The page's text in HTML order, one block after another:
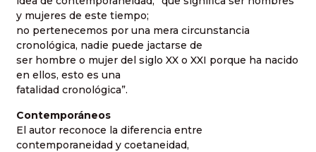
y mujeres de este tiempo;
no pertenecemos por una mera circunstancia
cronológica, nadie puede jactarse de
ser hombre o mujer del siglo XX o XXI porque ha nacido
en ellos, esto es una
fatalidad cronológica”.
Contemporáneos
El autor reconoce la diferencia entre
contemporaneidad y coetaneidad,